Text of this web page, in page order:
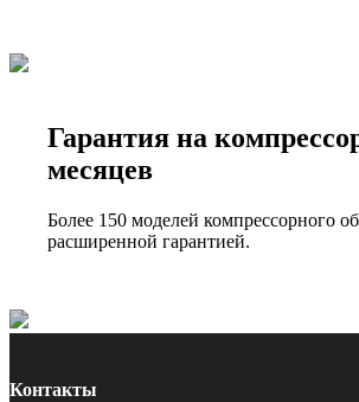
Гарантия на
месяцев
Более 150 моделей компрессорного
расширенной гарантией.
Контакты